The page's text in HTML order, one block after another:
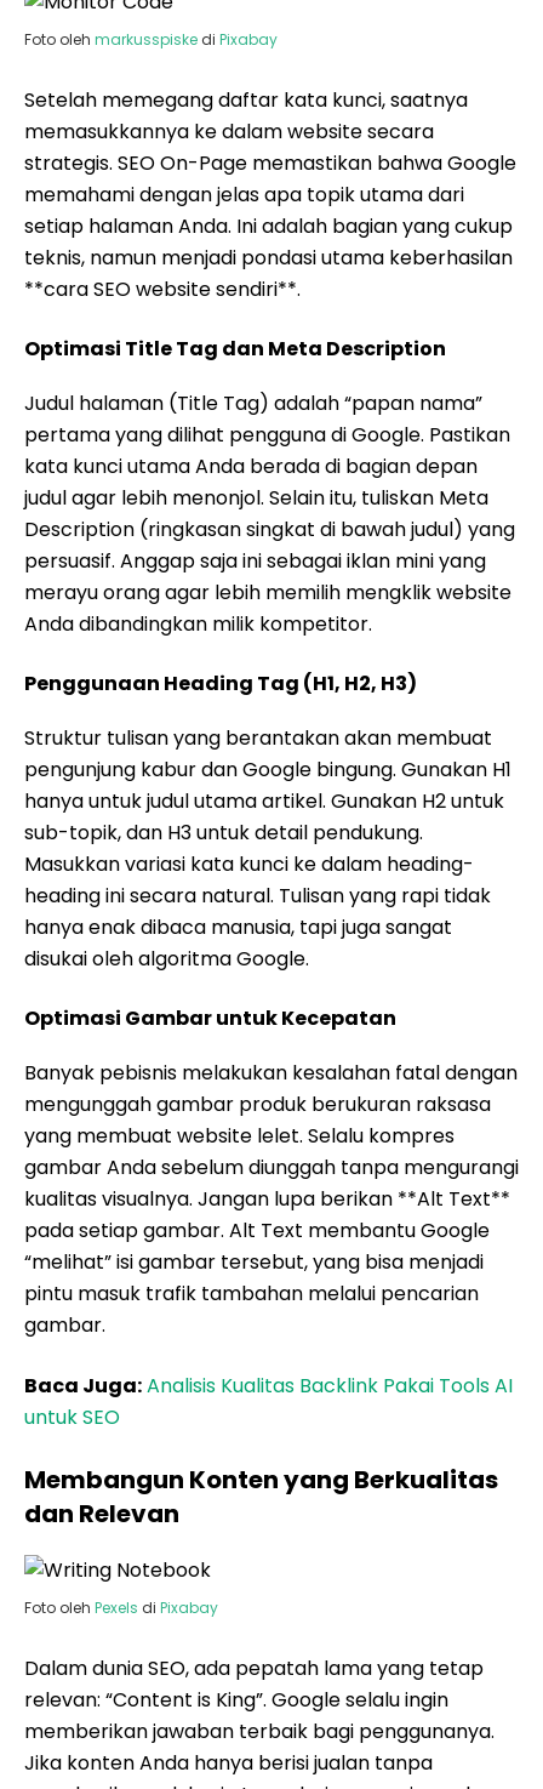
Foto oleh markusspiske di Pixabay
Setelah memegang daftar kata kunci, saatnya
memasukkannya ke dalam website secara
strategis. SEO On-Page memastikan bahwa Google
memahami dengan jelas apa topik utama dari
setiap halaman Anda. Ini adalah bagian yang cukup
teknis, namun menjadi pondasi utama keberhasilan
**cara SEO website sendiri**.
Optimasi Title Tag dan Meta Description
Judul halaman (Title Tag) adalah “papan nama”
pertama yang dilihat pengguna di Google. Pastikan
kata kunci utama Anda berada di bagian depan
judul agar lebih menonjol. Selain itu, tuliskan Meta
Description (ringkasan singkat di bawah judul) yang
persuasif. Anggap saja ini sebagai iklan mini yang
merayu orang agar lebih memilih mengklik website
Anda dibandingkan milik kompetitor.
Penggunaan Heading Tag (H1, H2, H3)
Struktur tulisan yang berantakan akan membuat
pengunjung kabur dan Google bingung. Gunakan H1
hanya untuk judul utama artikel. Gunakan H2 untuk
sub-topik, dan H3 untuk detail pendukung.
Masukkan variasi kata kunci ke dalam heading-
heading ini secara natural. Tulisan yang rapi tidak
hanya enak dibaca manusia, tapi juga sangat
disukai oleh algoritma Google.
Optimasi Gambar untuk Kecepatan
Banyak pebisnis melakukan kesalahan fatal dengan
mengunggah gambar produk berukuran raksasa
yang membuat website lelet. Selalu kompres
gambar Anda sebelum diunggah tanpa mengurangi
kualitas visualnya. Jangan lupa berikan **Alt Text**
pada setiap gambar. Alt Text membantu Google
“melihat” isi gambar tersebut, yang bisa menjadi
pintu masuk trafik tambahan melalui pencarian
gambar.
Baca Juga:Analisis Kualitas Backlink Pakai Tools AI
untuk SEO
Membangun Konten yang Berkualitas
dan Relevan
Foto oleh Pexels di Pixabay
Dalam dunia SEO, ada pepatah lama yang tetap
relevan: “Content is King”. Google selalu ingin
memberikan jawaban terbaik bagi penggunanya.
Jika konten Anda hanya berisi jualan tanpa